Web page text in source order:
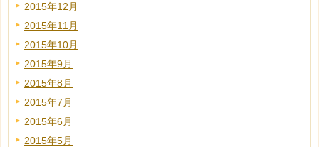
2015年12月
2015年11月
2015年10月
2015年9月
2015年8月
2015年7月
2015年6月
2015年5月